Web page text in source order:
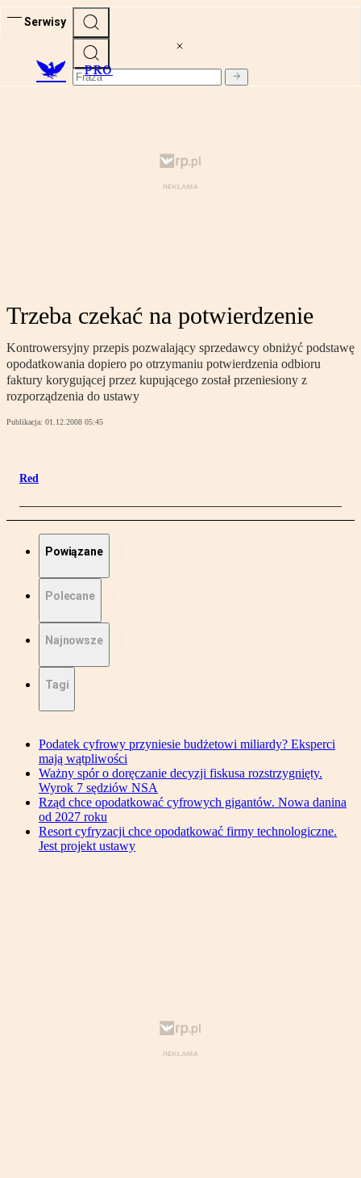
Serwisy
PRO
Trzeba czekać na potwierdzenie
Kontrowersyjny przepis pozwalający sprzedawcy obniżyć podstawę
opodatkowania dopiero po otrzymaniu potwierdzenia odbioru
faktury korygującej przez kupującego został przeniesiony z
rozporządzenia do ustawy
Publikacja: 01.12.2008 05:45
Red
Powiązane
Polecane
Najnowsze
Tagi
Podatek cyfrowy przyniesie budżetowi miliardy? Eksperci
mają wątpliwości
Ważny spór o doręczanie decyzji fiskusa rozstrzygnięty.
Wyrok 7 sędziów NSA
Rząd chce opodatkować cyfrowych gigantów. Nowa danina
od 2027 roku
Resort cyfryzacji chce opodatkować firmy technologiczne.
Jest projekt ustawy